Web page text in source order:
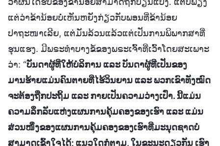
ແຕ່ວ່າຂ້ານ້ອຍບໍ່ເຫັນຫຍັງກ່ຽວກັບພອນທີ່ຂ້ານ້ອຍ
ປາຖະໜາເລີຍ, ແຕ່ມັນລ້ວນແລ້ວແຕ່ເປັນການພິພາກສາທີ່
ຮຸນແຮງ. ມີພຣະທຳບາງຂໍ້ຂອງພຣະເຈົ້າທີ່ເວົ້າໂດຍສະເພາະ
ວ່າ: “ບັນດາຜູ້ທີ່ໃຫ້ບໍລິການ ແລະ ບັນດາຜູ້ທີ່ເປັນຂອງ
ມານຮ້າຍແມ່ນຄົນຕາຍທີ່ໄຮ້ວິນຍານ ແລະ ພວກເຂົາທັງໝົດ
ຈະຕ້ອງຖືກປະຖິ້ມ ແລະ ກາຍເປັນຄວາມວ່າງເປົ່າ. ນີ້ແມ່ນ
ຄວາມລຶກລັບແຫ່ງແຜນການຄຸ້ມຄອງຂອງເຮົາ ແລະ ແມ່ນ
ສ່ວນໜຶ່ງຂອງແຜນການຄຸ້ມຄອງຂອງເຮົາທີ່ມະນຸດຊາດບໍ່
ສາມາດເຂົ້າໃຈໄດ້; ແນວໃດກໍຕາມ, ໃນຂະນະດຽວກັນ ເຮົາ